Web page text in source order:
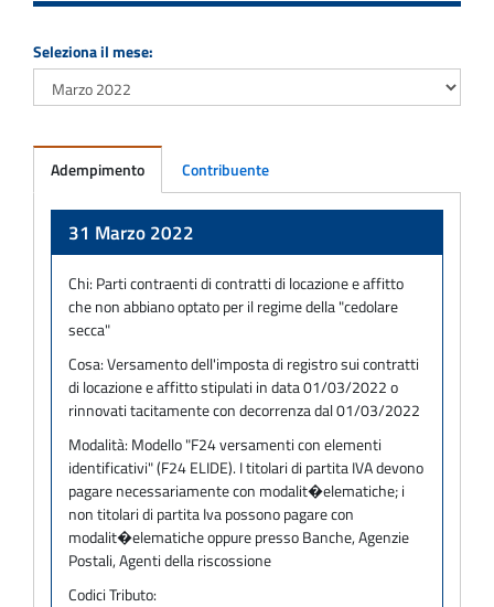
Seleziona il mese:
Adempimento Contribuente
31 Marzo 2022
Chi: Parti contraenti di contratti di locazione e affitto
che non abbiano optato per il regime della "cedolare
secca"
Cosa:Versamento dell'imposta di registro sui contratti
di locazione e affitto stipulati in data 01/03/2022 o
rinnovati tacitamente con decorrenza dal 01/03/2022
Modalità: Modello "F24 versamenti con elementi
identificativi" (F24 ELIDE). I titolari di partita IVA devono
pagare necessariamente con modalit�elematiche; i
non titolari di partita Iva possono pagare con
modalit�elematiche oppure presso Banche, Agenzie
Postali, Agenti della riscossione
Codici Tributo: